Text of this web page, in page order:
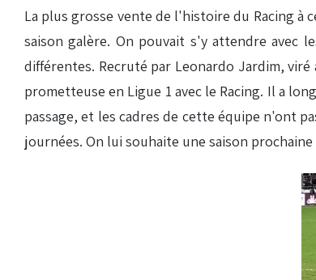
La plus grosse vente de l'histoire du Racing à
saison galère. On pouvait s'y attendre avec
différentes. Recruté par Leonardo Jardim,
prometteuse en Ligue 1 avec le Racing. Il a
passage, et les cadres de cette équipe n'ont
journées. On lui souhaite une saison